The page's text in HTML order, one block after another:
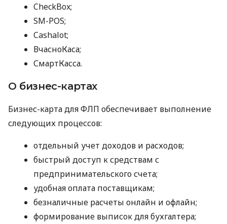
CheckBox;
SM-POS;
Cashalot;
ВчасноКаса;
СмартКасса.
О бизнес-картах
Бизнес-карта для ФЛП обеспечивает выполнение
следующих процессов:
отдельный учет доходов и расходов;
быстрый доступ к средствам с
предпринимательского счета;
удобная оплата поставщикам;
безналичные расчеты онлайн и офлайн;
формирование выписок для бухгалтера;